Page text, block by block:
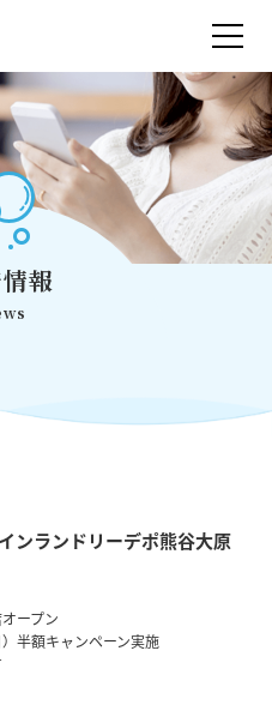
報
ランドリーデポ熊谷大原
ープン
半額キャンペーン実施